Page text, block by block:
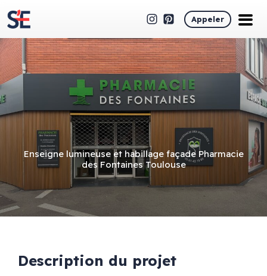
Appeler
Enseigne lumineuse et habillage façade Pharmacie
des Fontaines Toulouse
Description du projet